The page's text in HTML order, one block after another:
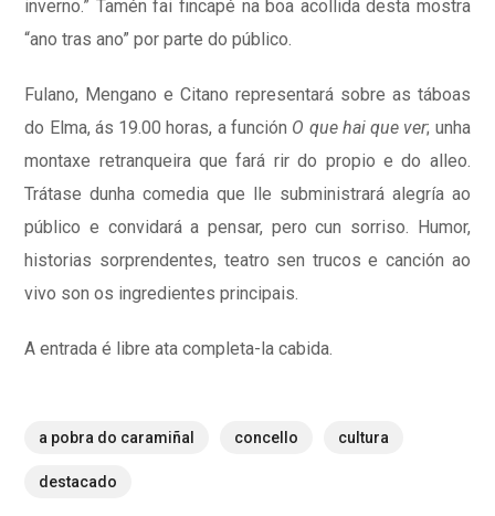
inverno.” Tamén fai fincapé na boa acollida desta mostra
“ano tras ano” por parte do público.
Fulano, Mengano e Citano representará sobre as táboas
do Elma, ás 19.00 horas, a función O que hai que ver; unha
montaxe retranqueira que fará rir do propio e do alleo.
Trátase dunha comedia que lle subministrará alegría ao
público e convidará a pensar, pero cun sorriso. Humor,
historias sorprendentes, teatro sen trucos e canción ao
vivo son os ingredientes principais.
A entrada é libre ata completa-la cabida.
a pobra do caramiñal concello cultura
destacado